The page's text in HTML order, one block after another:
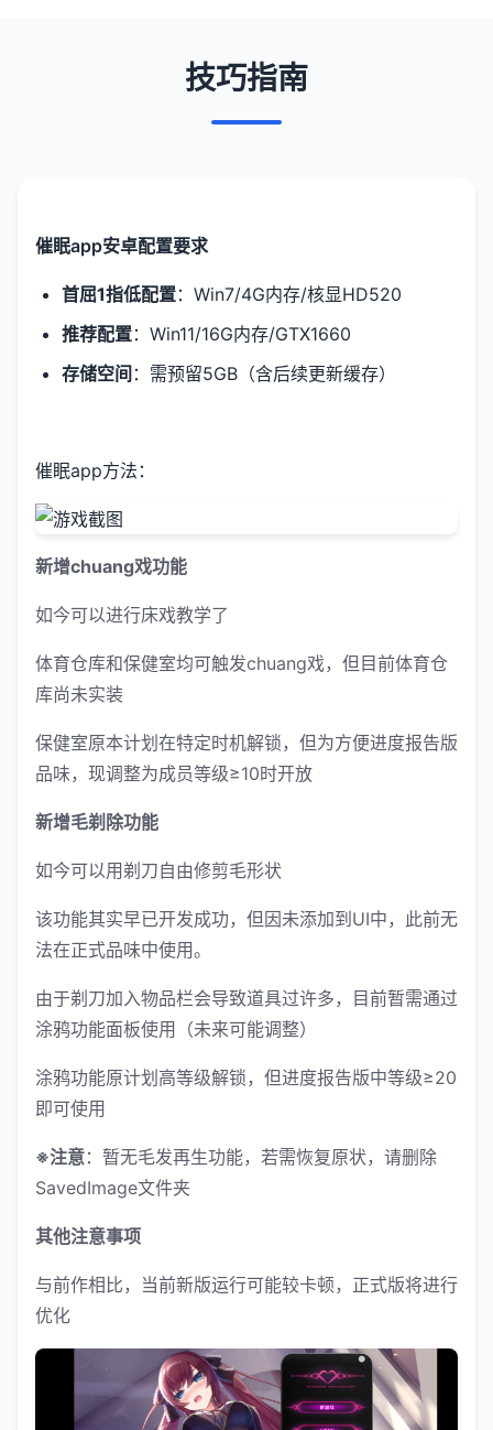
技巧指南
催眠app安卓配置要求
​首屈1指低配置​​：Win7/4G内存/核显HD520
​推荐配置​​：Win11/16G内存/GTX1660
​存储空间​ ​：需预留5GB（含后续更新缓存）
催眠app方法：
新增chuang戏功能
如今可以进行床戏教学了
体育仓库和保健室均可触发chuang戏，但目前体育仓
库尚未实装
保健室原本计划在特定时机解锁，但为方便进度报告版
品味，现调整为成员等级≥10时开放
新增毛剃除功能
如今可以用剃刀自由修剪毛形状
该功能其实早已开发成功，但因未添加到UI中，此前无
法在正式品味中使用。
由于剃刀加入物品栏会导致道具过许多，目前暂需通过
涂鸦功能面板使用（未来可能调整）
涂鸦功能原计划高等级解锁，但进度报告版中等级≥20
即可使用
※注意：暂无毛发再生功能，若需恢复原状，请删除
SavedImage文件夹
其他注意事项
与前作相比，当前新版运行可能较卡顿，正式版将进行
优化